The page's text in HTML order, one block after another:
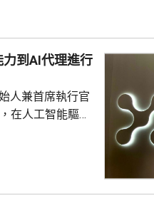
到AI代理進行
人兼首席執行官
在人工智能驅動
學問題。他又